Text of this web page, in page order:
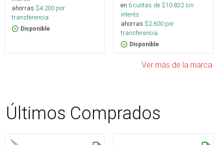
ahorras $4.200 por
transferencia.
Disponible
en 6cuotas de $10.832sin
interés
ahorras $2.600 por
transferencia.
Disponible
Ver más de la marca
Últimos Comprados